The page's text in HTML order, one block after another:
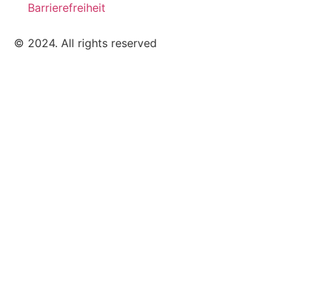
Barrierefreiheit
© 2024. All rights reserved